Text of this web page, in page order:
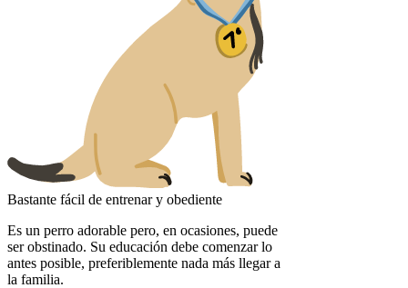
Bastante fácil de entrenar y obediente
Es un perro adorable pero, en ocasiones, puede
ser obstinado. Su educación debe comenzar lo
antes posible, preferiblemente nada más llegar a
la familia.